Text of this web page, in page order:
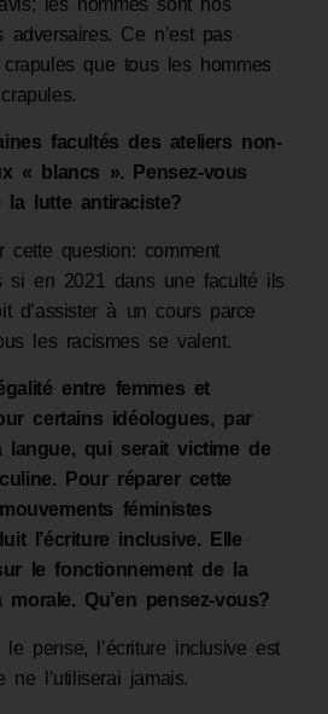
les hommes sont nos
adversaires. Ce n’est pas
que tous les hommes
facultés des ateliers non-
« blancs ». Pensez-vous
la lutte antiraciste?
cette question: comment
si en 2021 dans une faculté ils
d’assister à un cours parce
les racismes se valent.
entre femmes et
certains idéologues, par
langue, qui serait victime de
Pour réparer cette
féministes
l’écriture inclusive. Elle
le fonctionnement de la
Qu’en pensez-vous?
pense, l’écriture inclusive est
l’utiliserai jamais.